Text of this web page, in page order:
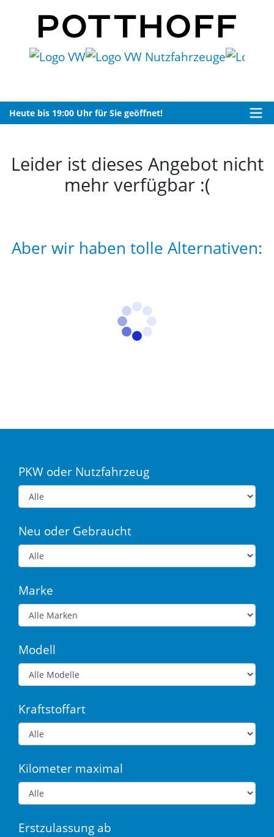
Heute bis 19:00 Uhr für Sie geöffnet!
Leider ist dieses Angebot nicht
mehr verfügbar :(
Aber wir haben tolle Alternativen:
PKW oder Nutzfahrzeug
Neu oder Gebraucht
Marke
Modell
Kraftstoffart
Kilometer maximal
Erstzulassung ab